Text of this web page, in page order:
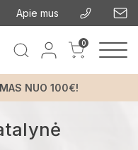
Apie mus
0
NUO 100€!